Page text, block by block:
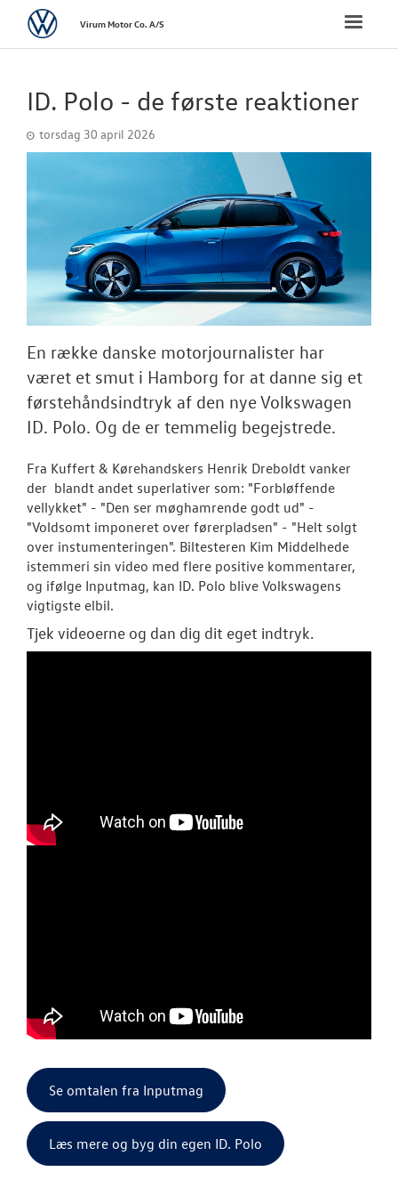
BRUGTE BILER
DÆKHOTEL
TILBEHØR
RESERVEDELE
NYHEDER
Danmarks
Aktuelt
OM OS
JOB OG
Toggle
VolkswagenVirum Motor Co. A/S
ID. Polo - de første reaktioner
torsdag 30 april 2026
En række danske motorjournalister har
været et smut i Hamborg for at danne sig et
førstehåndsindtryk af den nye Volkswagen
ID. Polo. Og de er temmelig begejstrede.
Fra Kuffert & Kørehandskers Henrik Dreboldt vanker
der blandt andet superlativer som: "Forbløffende
vellykket" - "Den ser møghamrende godt ud" -
"Voldsomt imponeret over førerpladsen" - "Helt solgt
over instumenteringen". Biltesteren Kim Middelhede
istemmeri sin video med flere positive kommentarer,
og ifølge Inputmag, kan ID. Polo blive Volkswagens
vigtigste elbil.
Tjek videoerne og dan dig dit eget indtryk.
Se omtalen fra Inputmag
Læs mere og byg din egen ID. Polo